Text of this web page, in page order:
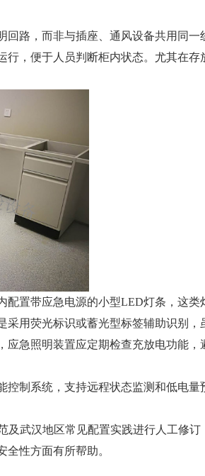
路，而非与插座、通风设备共用同一
行，便于人员判断柜内状态。尤其在存
置带应急电源的小型LED灯条，这类
采用荧光标识或蓄光型标签辅助识别，
应急照明装置应定期检查充放电功能，
制系统，支持远程状态监测和低电量
武汉地区常见配置实践进行人工修订
性方面有所帮助。